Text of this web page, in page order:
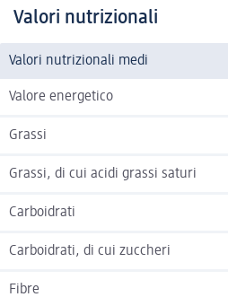
Valori nutrizionali
Valori nutrizionali medi
Valore energetico
Grassi
Grassi, di cui acidi grassi saturi
Carboidrati
Carboidrati, di cui zuccheri
Fibre